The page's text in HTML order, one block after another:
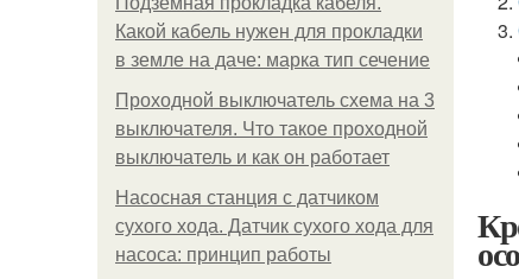
Какой кабель нужен для прокладки
в земле на даче: марка тип сечение
Проходной выключатель схема на 3
выключателя. Что такое проходной
выключатель и как он работает
Насосная станция с датчиком
сухого хода. Датчик сухого хода для
насоса: принцип работы